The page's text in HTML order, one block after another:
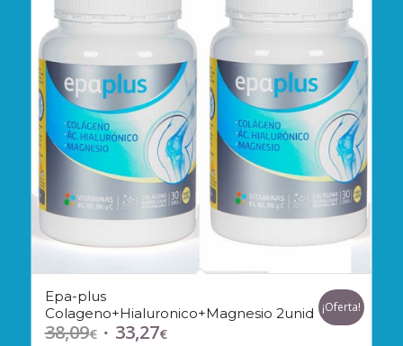
Epa-plus
Colageno+Hialuronico+Magnesio 2unid
38,09€ El 33,27€El
¡Oferta!